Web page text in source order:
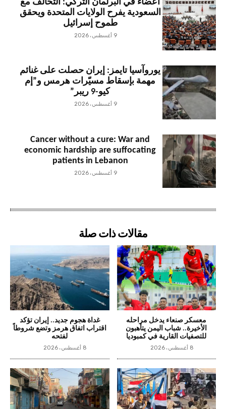
أعضاء في البرلمان التركي: التحالف مع
السعودية يفرح الولايات المتحدة ويحقق
طموح إسرائيل
9 أغسطس، 2026
يوروآسيا تايمز: إيران حصلت على غنائم
مهمة بإسقاط مسيّرات هرمس و”إم
كيو-9 ريبر”
9 أغسطس، 2026
Cancer without a cure: War and
economic hardship are suffocating
patients in Lebanon
9 أغسطس، 2026
مقالات ذات صلة
معسكر صنعاء يدخل مراحله
الأخيرة.. شباب اليمن يتأهبون
للتصفيات القارية في كمبوديا
8 أغسطس، 2026
غداة هجوم جديد.. إيران تؤكد
اقتراب اتفاق هرمز وتضع شروطاً
لفتحه
8 أغسطس، 2026